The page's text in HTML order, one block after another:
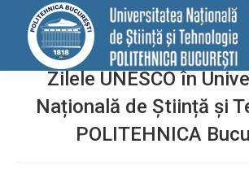
conținut
Zilele UNESCO în
Națională de Știință și
POLITEHNICA